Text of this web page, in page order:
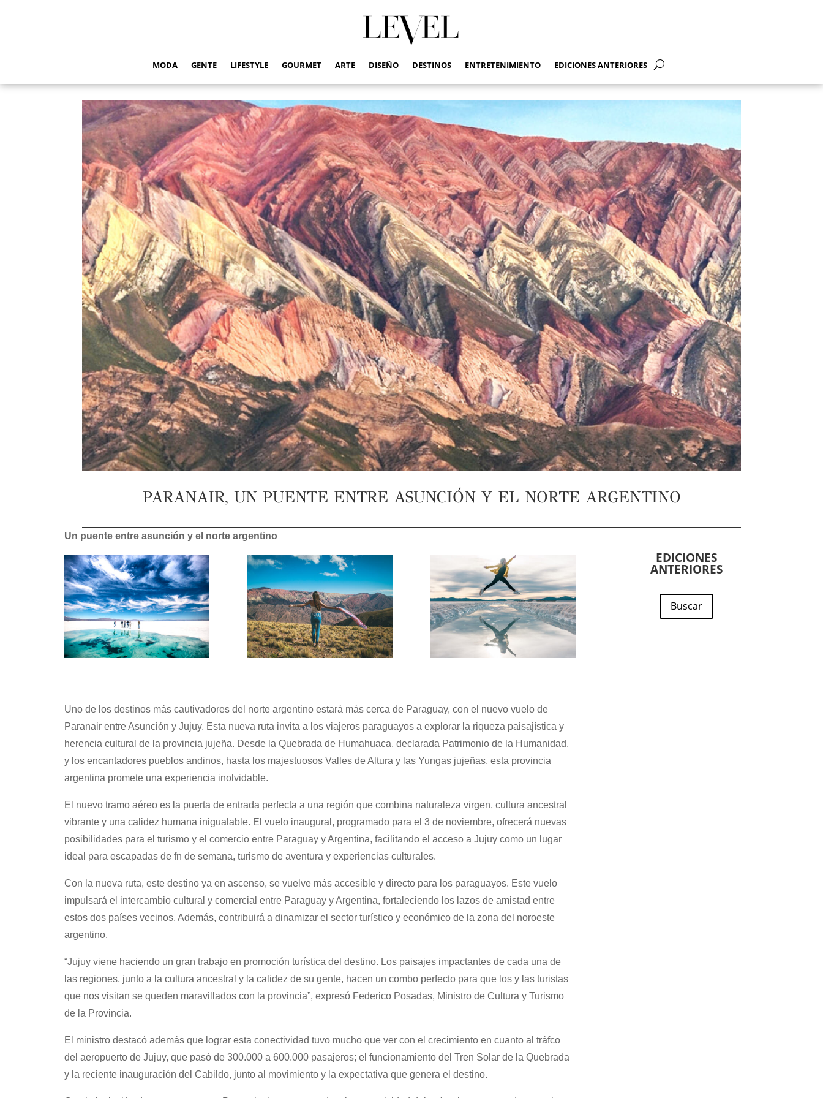
MODA GENTE LIFESTYLE GOURMET ARTE DISEÑO DESTINOS ENTRETENIMIENTO EDICIONES ANTERIORES
PARANAIR, UN PUENTE ENTRE ASUNCIÓN Y EL NORTE ARGENTINO
Un puente entre asunción y el norte argentino
Uno de los destinos más cautivadores del norte argentino estará más cerca de Paraguay, con el nuevo vuelo de
Paranair entre Asunción y Jujuy. Esta nueva ruta invita a los viajeros paraguayos a explorar la riqueza paisajística y
herencia cultural de la provincia jujeña. Desde la Quebrada de Humahuaca, declarada Patrimonio de la Humanidad,
y los encantadores pueblos andinos, hasta los majestuosos Valles de Altura y las Yungas jujeñas, esta provincia
argentina promete una experiencia inolvidable.
El nuevo tramo aéreo es la puerta de entrada perfecta a una región que combina naturaleza virgen, cultura ancestral
vibrante y una calidez humana inigualable. El vuelo inaugural, programado para el 3 de noviembre, ofrecerá nuevas
posibilidades para el turismo y el comercio entre Paraguay y Argentina, facilitando el acceso a Jujuy como un lugar
ideal para escapadas de fn de semana, turismo de aventura y experiencias culturales.
Con la nueva ruta, este destino ya en ascenso, se vuelve más accesible y directo para los paraguayos. Este vuelo
impulsará el intercambio cultural y comercial entre Paraguay y Argentina, fortaleciendo los lazos de amistad entre
estos dos países vecinos. Además, contribuirá a dinamizar el sector turístico y económico de la zona del noroeste
argentino.
“Jujuy viene haciendo un gran trabajo en promoción turística del destino. Los paisajes impactantes de cada una de
las regiones, junto a la cultura ancestral y la calidez de su gente, hacen un combo perfecto para que los y las turistas
que nos visitan se queden maravillados con la provincia”, expresó Federico Posadas, Ministro de Cultura y Turismo
de la Provincia.
El ministro destacó además que lograr esta conectividad tuvo mucho que ver con el crecimiento en cuanto al tráfco
del aeropuerto de Jujuy, que pasó de 300.000 a 600.000 pasajeros; el funcionamiento del Tren Solar de la Quebrada
y la reciente inauguración del Cabildo, junto al movimiento y la expectativa que genera el destino.
EDICIONES
ANTERIORES
Buscar